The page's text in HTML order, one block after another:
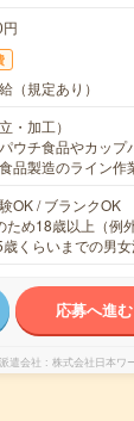
（規定あり）
・加工）
ウチ食品やカッ
品製造のライン
OK / ブランクOK
ため18歳以上（例
歳くらいまでの男
応募へ進む
派遣会社 株式会社日本ワ